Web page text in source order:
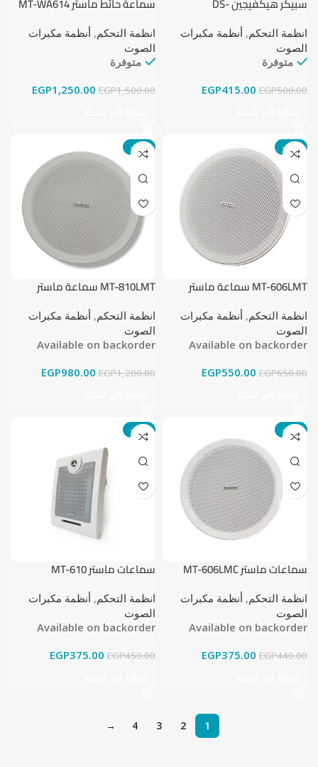
انظمة التحكم, أنظمة مكبرات
الصوت
متوفرة
EGP500.00
EGP415.00
انظمة التحكم, أنظمة مكبرات
الصوت
متوفرة
EGP1,500.00
EGP1,250.00
-15%
MT-606LMT سماعة ماستر
انظمة التحكم, أنظمة مكبرات
الصوت
Available on backorder
EGP650.00
EGP550.00
-18%
MT-810LMT سماعة ماستر
انظمة التحكم, أنظمة مكبرات
الصوت
Available on backorder
EGP1,200.00
EGP980.00
-15%
سماعات ماستر MT-606LMC
انظمة التحكم, أنظمة مكبرات
الصوت
Available on backorder
EGP440.00
EGP375.00
-17%
سماعات ماستر MT-610
انظمة التحكم, أنظمة مكبرات
الصوت
Available on backorder
EGP450.00
EGP375.00
1
2
3
4
→